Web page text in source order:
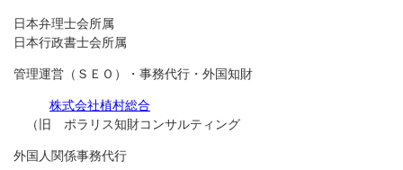
日本弁理士会所属
日本行政書士会所属
管理運営（ＳＥＯ）・事務代行・外国知財
株式会社植村総合
（旧 ポラリス知財コンサルティング
外国人関係事務代行